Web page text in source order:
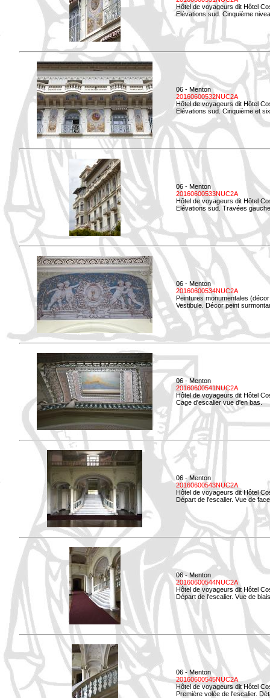
Hôtel de voyageurs dit Hôtel
Elévations sud. Cinquième
06 - Menton
20160600532NUC2A
Hôtel de voyageurs dit Hôtel
Elévations sud. Cinquième et
06 - Menton
20160600533NUC2A
Hôtel de voyageurs dit Hôtel
Elévations sud. Travées
06 - Menton
20160600534NUC2A
Peintures monumentales
Vestibule. Décor peint
06 - Menton
20160600541NUC2A
Hôtel de voyageurs dit Hôtel
Cage d'escalier vue d'en bas.
06 - Menton
20160600543NUC2A
Hôtel de voyageurs dit Hôtel
Départ de l'escalier. Vue de
06 - Menton
20160600544NUC2A
Hôtel de voyageurs dit Hôtel
Départ de l'escalier. Vue de
06 - Menton
20160600545NUC2A
Hôtel de voyageurs dit Hôtel
Première volée de l'escalier.